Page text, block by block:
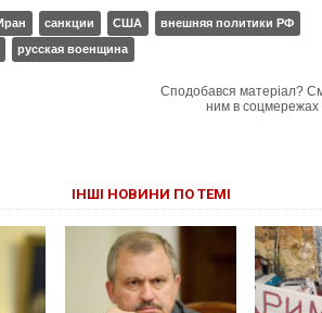
санкции США
внешняя политики РФ
русская военщина
Сподобався матеріал?
ним в соцмережах
ІНШІ НОВИНИ ПО ТЕМІ